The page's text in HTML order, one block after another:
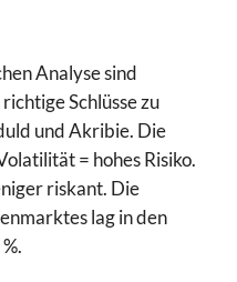
Analyse sind
Schlüsse zu
und Akribie. Die
= hohes Risiko.
riskant. Die
lag in den